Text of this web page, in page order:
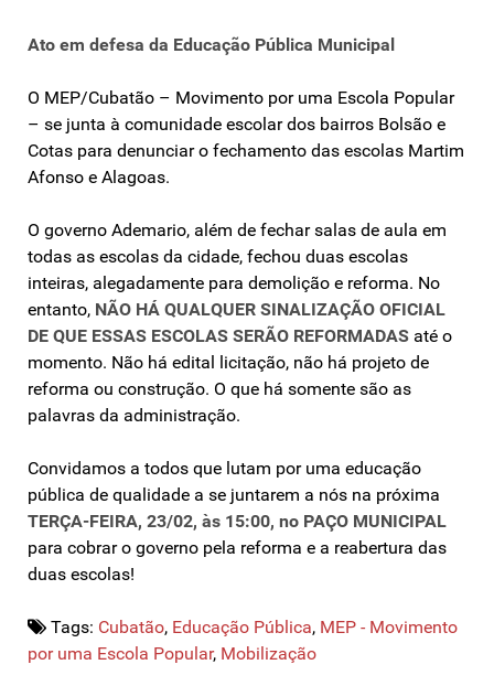
Ato em defesa da Educação Pública Municipal
O MEP/Cubatão – Movimento por uma Escola Popular
– se junta à comunidade escolar dos bairros Bolsão e
Cotas para denunciar o fechamento das escolas Martim
Afonso e Alagoas.
O governo Ademario, além de fechar salas de aula em
todas as escolas da cidade, fechou duas escolas
inteiras, alegadamente para demolição e reforma. No
entanto, NÃO HÁ QUALQUER SINALIZAÇÃO OFICIAL
DE QUE ESSAS ESCOLAS SERÃO REFORMADAS até o
momento. Não há edital licitação, não há projeto de
reforma ou construção. O que há somente são as
palavras da administração.
Convidamos a todos que lutam por uma educação
pública de qualidade a se juntarem a nós na próxima
TERÇA-FEIRA, 23/02, às 15:00, no PAÇO MUNICIPAL
para cobrar o governo pela reforma e a reabertura das
duas escolas!
Tags: Cubatão, Educação Pública, MEP - Movimento
por uma Escola Popular, Mobilização